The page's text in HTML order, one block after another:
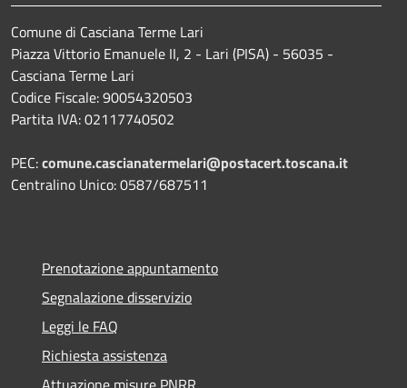
Comune di Casciana Terme Lari
Piazza Vittorio Emanuele II, 2 - Lari (PISA) - 56035 -
Casciana Terme Lari
Codice Fiscale: 90054320503
Partita IVA: 02117740502
PEC:comune.cascianatermelari@postacert.toscana.it
Centralino Unico: 0587/687511
Prenotazione appuntamento
Segnalazione disservizio
Leggi le FAQ
Richiesta assistenza